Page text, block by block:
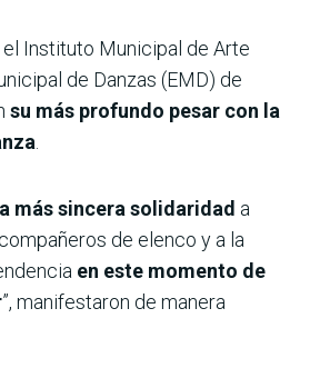
el Instituto Municipal de Arte
de Danzas (EMD) de
su más profundo pesar con la
más sincera solidaridad a
de elenco y a la
en este momento de
”, manifestaron de manera